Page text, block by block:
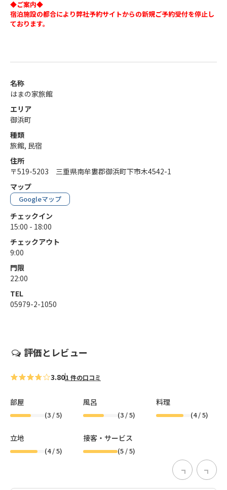
◆ご案内◆
宿泊施設の都合により弊社予約サイトからの新規ご予約受付を停止し
ております。
名称
はまの家旅館
エリア
御浜町
種類
旅館, 民宿
住所
〒519-5203 三重県南牟婁郡御浜町下市木4542-1
マップ
Googleマップ
チェックイン
15:00 - 18:00
チェックアウト
9:00
門限
22:00
TEL
05979-2-1050
評価とレビュー
3.801 件の口コミ
部屋
(3 / 5)
風呂
(3 / 5)
料理
(4/ 5)
立地
(4/ 5)
接客・サービス
(5 / 5)